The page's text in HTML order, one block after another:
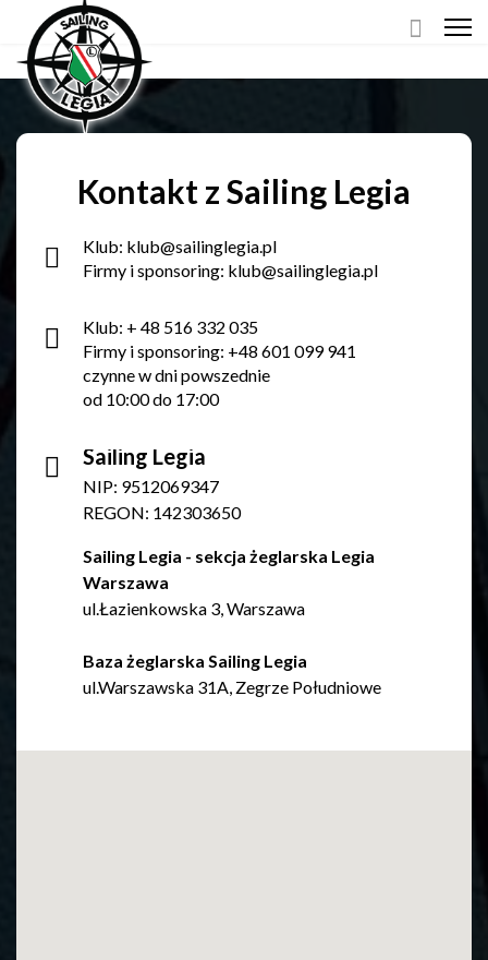
Kontakt z Sailing Legia
Klub: klub@sailinglegia.pl
Firmy i sponsoring: klub@sailinglegia.pl
Klub: + 48 516 332 035
Firmy i sponsoring: +48 601 099 941
czynne w dni powszednie
od 10:00 do 17:00
Sailing Legia
NIP: 9512069347
REGON: 142303650
Sailing Legia - sekcja żeglarska Legia
Warszawa
ul.Łazienkowska 3, Warszawa
Baza żeglarska Sailing Legia
ul.Warszawska 31A, Zegrze Południowe